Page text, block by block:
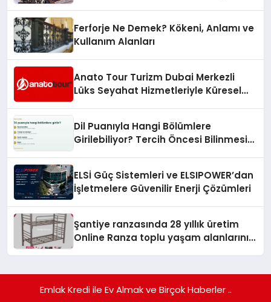
Ferforje Ne Demek? Kökeni, Anlamı ve
Kullanım Alanları
Anato Tour Turizm Dubai Merkezli
Lüks Seyahat Hizmetleriyle Küresel
Dil Puanıyla Hangi Bölümlere
Girilebiliyor? Tercih Öncesi Bilinmesi
ELSİ Güç Sistemleri ve ELSIPOWER’dan
İşletmelere Güvenilir Enerji Çözümleri
Şantiye ranzasında 28 yıllık üretim
Online Ranza toplu yaşam alanlarını
Emlak Kredi ile Ev Almak ve Birçok Haberler ..